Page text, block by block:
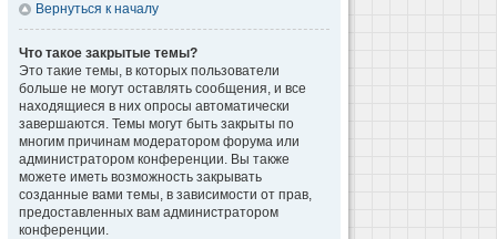
Вернуться к началу
Что такое закрытые темы?
Это такие темы, в которых пользователи
больше не могут оставлять сообщения, и все
находящиеся в них опросы автоматически
завершаются. Темы могут быть закрыты по
многим причинам модератором форума или
администратором конференции. Вы также
можете иметь возможность закрывать
созданные вами темы, в зависимости от прав,
предоставленных вам администратором
конференции.